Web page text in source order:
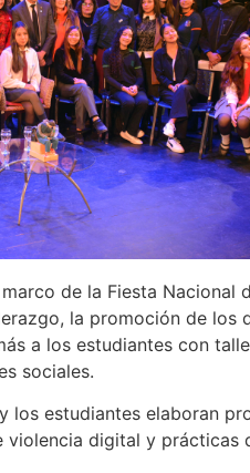
de la Fiesta Nacional
la promoción de los
a los estudiantes con
sociales.
los estudiantes elaboran
violencia digital y prácticas